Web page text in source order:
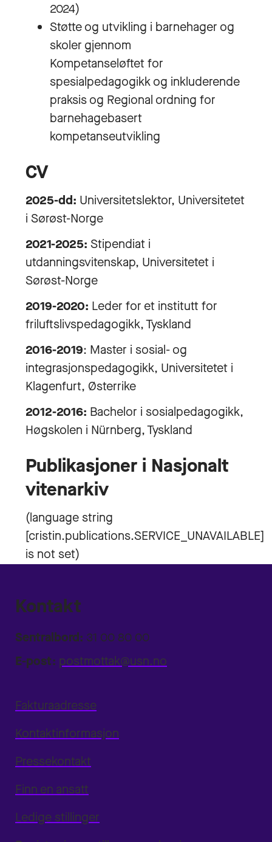
2024)
Støtte og utvikling i barnehager og
skoler gjennom
Kompetanseløftet for
spesialpedagogikk og inkluderende
praksis og Regional ordning for
barnehagebasert
kompetanseutvikling
CV
2025-dd: Universitetslektor, Universitetet
i Sørøst-Norge
2021-2025: Stipendiat i
utdanningsvitenskap, Universitetet i
Sørøst-Norge
2019-2020: Leder for et institutt for
friluftslivspedagogikk, Tyskland
2016-2019: Master i sosial- og
integrasjonspedagogikk, Universitetet i
Klagenfurt, Østerrike
2012-2016: Bachelor i sosialpedagogikk,
Høgskolen i Nürnberg, Tyskland
Publikasjoner i Nasjonalt
vitenarkiv
Kontakt
Sentralbord: 31 00 80 00
E-post: postmottak@usn.no
Fakturaadresse
Kontaktinformasjon
Pressekontakt
Finn en ansatt
Ledige stillinger